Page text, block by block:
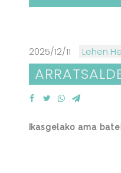
2025/12/11 Lehen
Ikasgelako ama